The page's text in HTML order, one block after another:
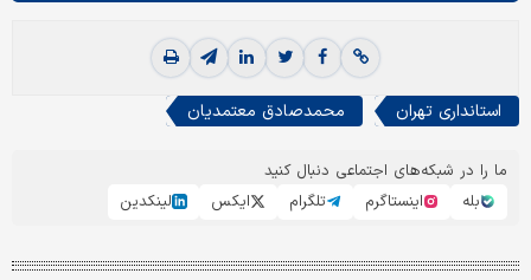
استانداری تهران محمدصادق معتمدیان
ما را در شبکه‌های اجتماعی دنبال کنید
بله
اینستاگرم تلگرام ایکس لینکدین